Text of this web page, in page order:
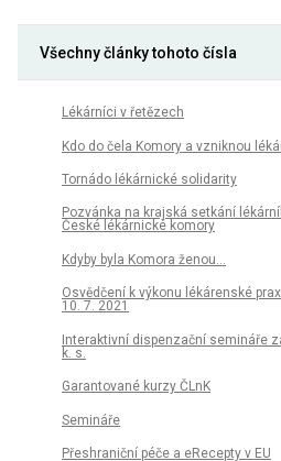
Všechny články tohoto čísla
Lékárníci v řetězech
Kdo do čela Komory a vzniknou
Tornádo lékárnické solidarity
Pozvánka na krajská setkání
České lékárnické komory
Kdyby byla Komora ženou…
Osvědčení k výkonu lékárenské
10. 7. 2021
Interaktivní dispenzační semináře
k. s.
Garantované kurzy ČLnK
Semináře
Přeshraniční péče a eRecepty v EU